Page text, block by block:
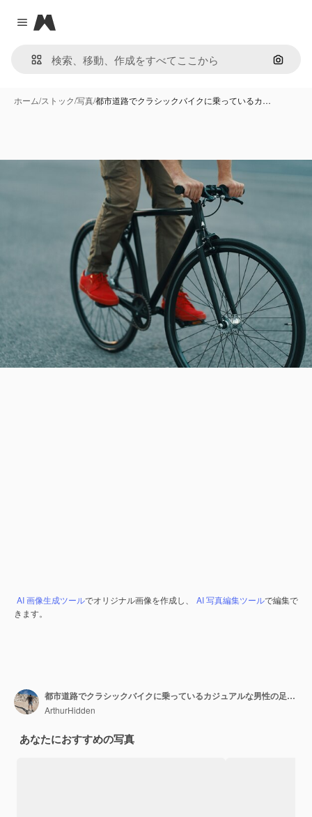
Close menu
Magnific
画像で
ホーム/ストック/写真/都市道路でクラシックバイクに乗っているカ…
AI 画像生成ツールでオリジナル画像を作成し、 AI 写真編集ツールで編集で
きます。
都市道路でクラシックバイクに乗っているカジュアルな男性の足のクローズアップ
ArthurHidden
あなたにおすすめの写真